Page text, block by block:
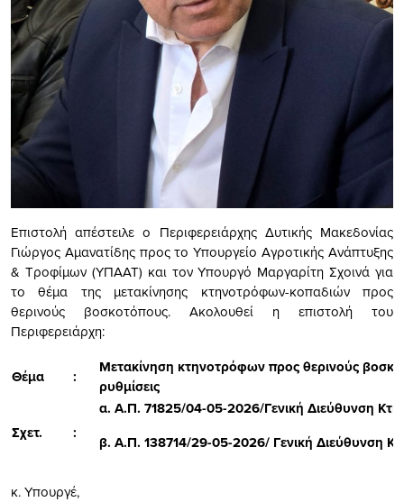
Επιστολή απέστειλε ο Περιφερειάρχης Δυτικής Μακεδονίας
Γιώργος Αμανατίδης προς το Υπουργείο Αγροτικής Ανάπτυξης
& Τροφίμων (ΥΠΑΑΤ) και τον Υπουργό Μαργαρίτη Σχοινά για
το θέμα της μετακίνησης κτηνοτρόφων-κοπαδιών προς
θερινούς βοσκοτόπους. Ακολουθεί η επιστολή του
Περιφερειάρχη:
Θέμα :
Μετακίνηση κτηνοτρόφων προς θερινούς
ρυθμίσεις
Σχετ. :
α. Α.Π. 71825/04-05-2026/Γενική Διεύθυνση
β. Α.Π. 138714/29-05-2026/ Γενική Διεύθυνση
κ. Υπουργέ,